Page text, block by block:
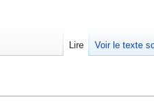
Lire Voir le texte